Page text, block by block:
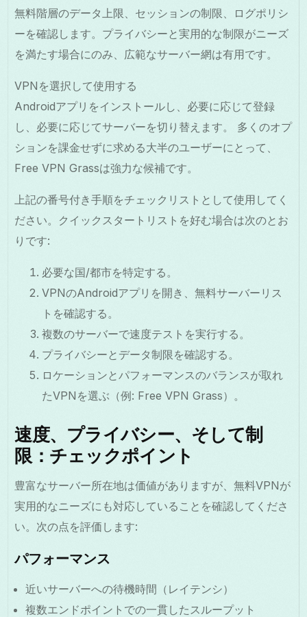
無料階層のデータ上限、セッションの制限、ログポリシ
ーを確認します。プライバシーと実用的な制限がニーズ
を満たす場合にのみ、広範なサーバー網は有用です。
VPNを選択して使用する
Androidアプリをインストールし、必要に応じて登録
し、必要に応じてサーバーを切り替えます。 多くのオプ
ションを課金せずに求める大半のユーザーにとって、
Free VPN Grassは強力な候補です。
上記の番号付き手順をチェックリストとして使用してく
ださい。クイックスタートリストを好む場合は次のとお
りです:
必要な国/都市を特定する。
VPNのAndroidアプリを開き、無料サーバーリス
トを確認する。
複数のサーバーで速度テストを実行する。
プライバシーとデータ制限を確認する。
ロケーションとパフォーマンスのバランスが取れ
たVPNを選ぶ（例: Free VPN Grass）。
速度、プライバシー、そして制
限：チェックポイント
豊富なサーバー所在地は価値がありますが、無料VPNが
実用的なニーズにも対応していることを確認してくださ
い。次の点を評価します:
パフォーマンス
近いサーバーへの待機時間（レイテンシ）
複数エンドポイントでの一貫したスループット